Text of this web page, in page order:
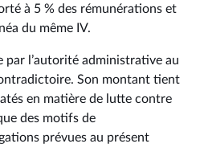
à 5 % des rémunérations et
du même IV.
par l’autorité administrative au
Son montant tient
en matière de lutte contre
des motifs de
prévues au présent